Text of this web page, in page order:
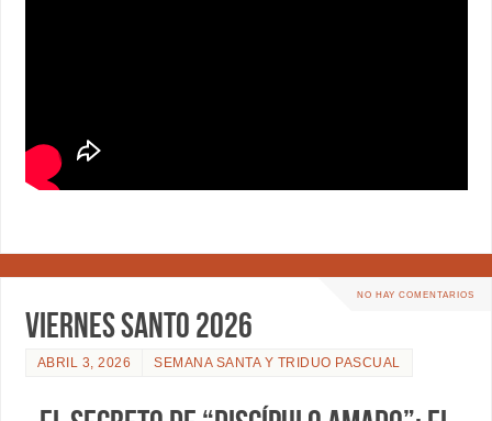
NO HAY COMENTARIOS
VIERNES SANTO 2026
ABRIL 3, 2026 SEMANA SANTA Y TRIDUO PASCUAL